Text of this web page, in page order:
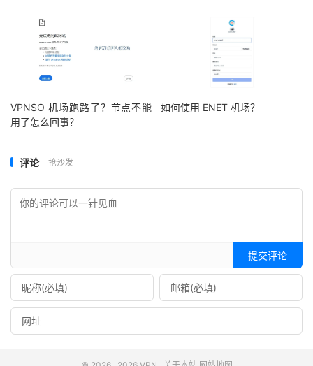
VPNSO 机场跑路了？节点不能
用了怎么回事？
如何使用 ENET 机场？
评论 抢沙发
提交评论